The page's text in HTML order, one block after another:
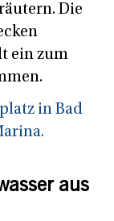
Die
ein zum
in Bad
aus